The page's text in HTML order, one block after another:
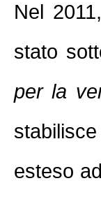
Nel
stato
per la
esteso